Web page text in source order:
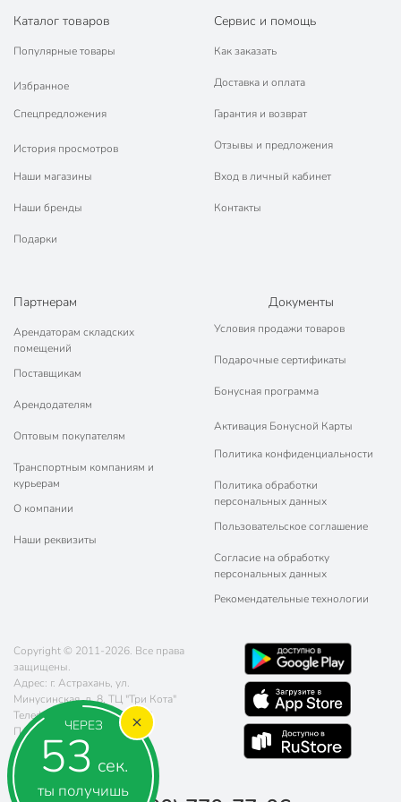
ЧЕРЕЗ
52 сек.
ты получишь
Каталог товаров
Популярные товары
Избранное
Спецпредложения
История просмотров
Наши магазины
Наши бренды
Подарки
Сервис и помощь
Как заказать
Доставка и оплата
Гарантия и возврат
Отзывы и предложения
Вход в личный кабинет
Контакты
Партнерам
Арендаторам складских
помещений
Поставщикам
Арендодателям
Оптовым покупателям
Транспортным компаниям и
курьерам
О компании
Наши реквизиты
Документы
Условия продажи товаров
Подарочные сертификаты
Бонусная программа
Активация Бонусной Карты
Политика конфиденциальности
Политика обработки
персональных данных
Пользовательское соглашение
Согласие на обработку
персональных данных
Рекомендательные технологии
Copyright © 2011-2026. Все права
защищены.
Адрес: г. Астрахань, ул.
Минусинская, д. 8, ТЦ "Три Кота"
Телефон:
8 (800) 770-77-06
Почта:
sales@poryadok.ru